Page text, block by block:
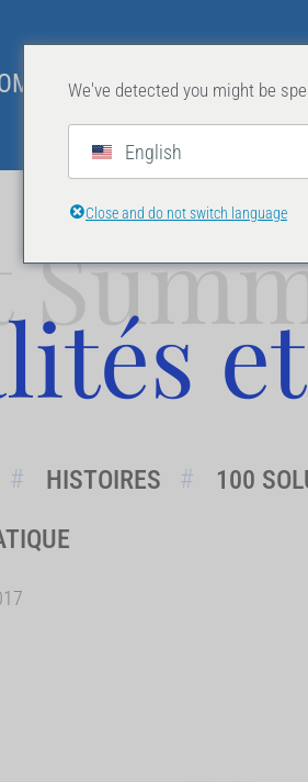
2026 SOMMETS
HISTOIRES 100
We've detected you might be
English
Close and do not switch language